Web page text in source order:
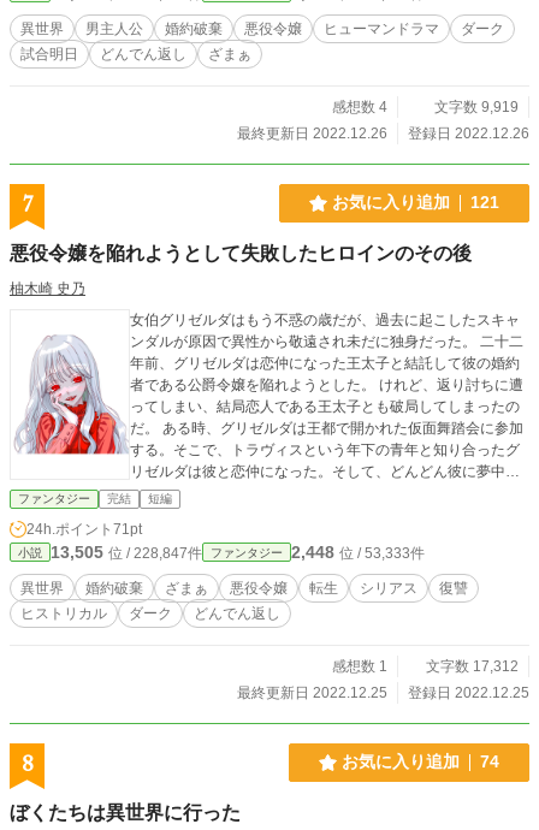
異世界 男主人公 婚約破棄 悪役令嬢 ヒューマンドラマ
ダーク
試合明日
どんでん返し ざまぁ
感想数 4
文字数 9,919
最終更新日 2022.12.26
登録日 2022.12.26
7 お気に入り追加 121
悪役令嬢を陥れようとして失敗したヒロインのその後
柚木崎 史乃
女伯グリゼルダはもう不惑の歳だが、過去に起こしたスキャ
ンダルが原因で異性から敬遠され未だに独身だった。 二十二
年前、グリゼルダは恋仲になった王太子と結託して彼の婚約
者である公爵令嬢を陥れようとした。 けれど、返り討ちに遭
ってしまい、結局恋人である王太子とも破局してしまったの
だ。 ある時、グリゼルダは王都で開かれた仮面舞踏会に参加
する。そこで、トラヴィスという年下の青年と知り合ったグ
リゼルダは彼と恋仲になった。そして、どんどん彼に夢中に
なっていく。 だが、ある日。トラヴィスは、突然グリゼルダ
の前から姿を消してしまう。グリゼルダはショックのあまり
倒れてしまい、気づいた時には病院のベッドの上にいた。 グ
リゼルダは、心配そうに自分の顔を覗き込む執事にトラヴィ
スと連絡が取れなくなってしまったことを伝える。すると、
執事は首を傾げた。 そして、困惑した様子でグリゼルダに尋
ねたのだ。「トラヴィスって、一体誰ですか？ そんな方、
ファンタジー 完結 短編
24h.ポイント 71pt
小説 13,505 位 / 228,847件 ファンタジー 2,448 位 / 53,333件
異世界 婚約破棄 ざまぁ 悪役令嬢 転生 シリアス
復讐
ヒストリカル
ダーク どんでん返し
感想数 1
文字数 17,312
最終更新日 2022.12.25
登録日 2022.12.25
8 お気に入り追加 74
ぼくたちは異世界に行った